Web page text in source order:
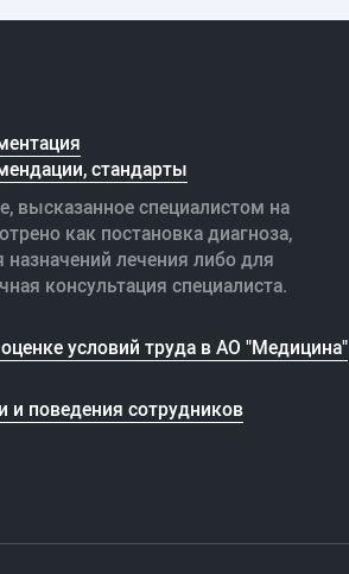
стандарты
высказанное специалистом на
как постановка диагноза,
лечения либо для
консультация специалиста.
условий труда в АО "Медицина"
и поведения сотрудников